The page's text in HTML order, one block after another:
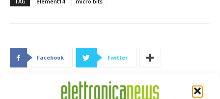
Facebook Twitter